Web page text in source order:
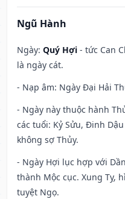
Ngũ Hành
Ngày: Quý Hợi - tức Can
là ngày cát.
- Nạp âm: Ngày Đại Hải
- Ngày này thuộc hành
các tuổi: Kỷ Sửu, Đinh
không sợ Thủy.
- Ngày Hợi lục hợp với
thành Mộc cục. Xung Tỵ,
tuyệt Ngọ.